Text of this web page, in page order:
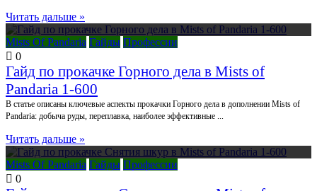
Читать дальше »
Mists Of Pandaria Гайды Профессии
0
Гайд по прокачке Горного дела в Mists of
Pandaria 1-600
В статье описаны ключевые аспекты прокачки Горного дела в дополнении Mists of
Pandaria: добыча руды, переплавка, наиболее эффективные ...
Читать дальше »
Mists Of Pandaria Гайды Профессии
0